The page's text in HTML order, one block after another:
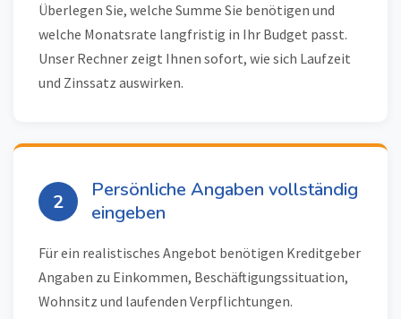
Überlegen Sie, welche Summe Sie benötigen und
welche Monatsrate langfristig in Ihr Budget passt.
Unser Rechner zeigt Ihnen sofort, wie sich Laufzeit
und Zinssatz auswirken.
2
Persönliche Angaben vollständig
eingeben
Für ein realistisches Angebot benötigen Kreditgeber
Angaben zu Einkommen, Beschäftigungssituation,
Wohnsitz und laufenden Verpflichtungen.